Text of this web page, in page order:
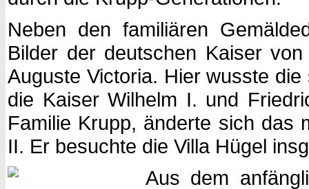
Neben den familiären
Bilder der deutschen Kaiser
Auguste Victoria. Hier wusste
die Kaiser Wilhelm I. und
Familie Krupp, änderte sich das
II. Er besuchte die Villa Hügel
Aus dem